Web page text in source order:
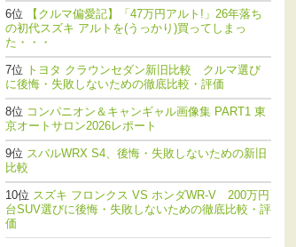
【クルマ偏愛記】「47万円アルト!」26年落ち
の初代スズキ アルトを(うっかり)買ってしまっ
た・・・
トヨタ クラウンセダン新旧比較 クルマ選び
に後悔・失敗しないための徹底比較・評価
コンパニオン＆キャンギャル画像集 PART1 東
京オートサロン2026レポート
スバルWRX S4、後悔・失敗しないための新旧
比較
スズキ フロンクス VS ホンダWR-V 200万円
台SUV選びに後悔・失敗しないための徹底比較・評
価